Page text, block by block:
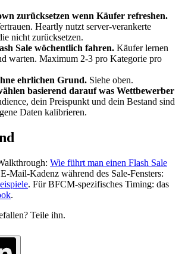
zurücksetzen wenn Käufer refreshen.
Heartly nutzt server-verankerte
nicht zurücksetzen.
Sale wöchentlich fahren. Käufer lernen
warten. Maximum 2-3 pro Kategorie pro
ehrlichen Grund. Siehe oben.
basierend darauf was Wettbewerber
dein Preispunkt und dein Bestand sind
Daten kalibrieren.
Wie führt man einen Flash Sale
Mail-Kadenz während des Sale-Fensters:
. Für BFCM-spezifisches Timing: das
.
Teile ihn.